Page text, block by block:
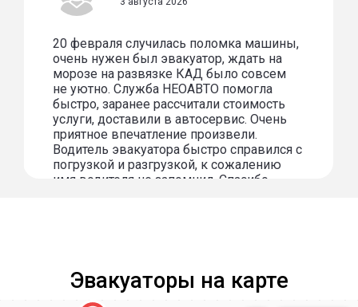
20 февраля случилась поломка машины,
очень нужен был эвакуатор, ждать на
морозе на развязке КАД было совсем
не уютно. Служба НЕОАВТО помогла
быстро, заранее рассчитали стоимость
услуги, доставили в автосервис. Очень
приятное впечатление произвели.
Водитель эвакуатора быстро справился с
погрузкой и разгрузкой, к сожалению
имя водителя не запомнил. Спасибо
Эвакуаторы на карте